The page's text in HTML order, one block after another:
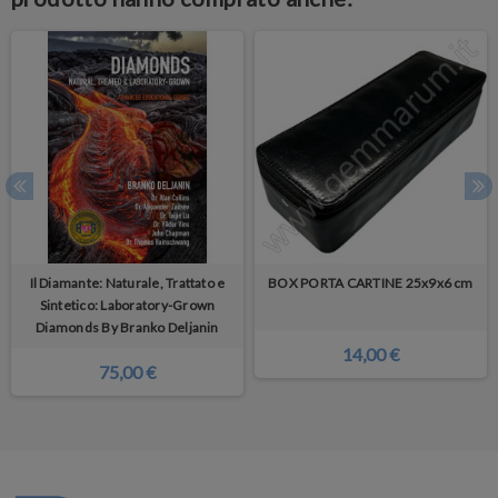
Il Diamante: Naturale, Trattato e
Sintetico: Laboratory-Grown
Diamonds By Branko Deljanin
75,00 €
BOX PORTA CARTINE 25x9x6 cm
14,00 €